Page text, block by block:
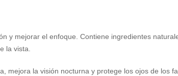
y mejorar el enfoque. Contiene ingredientes
la vista.
mejora la visión nocturna y protege los ojos de los